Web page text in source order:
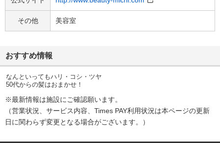
その他 美容室
おすすめ情報
なんといってもハリ・コシ・ツヤ
50代からの髪はおまかせ！
※最新情報は施設にご確認願います。
（営業状況、サービス内容、Times PAY利用状況は本ページの​更新
日に関わらず変更となる場合がございます。）​